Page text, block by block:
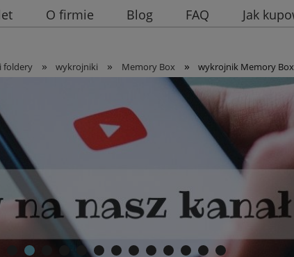
O firmie Blog FAQ Jak
foldery » wykrojniki » Memory Box » wykrojnik Memory